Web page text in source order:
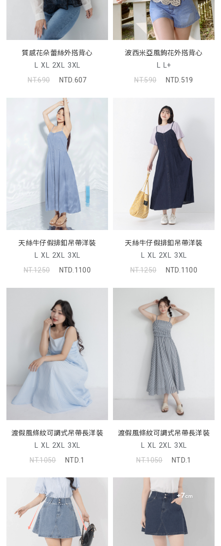
質感花朵蕾絲外搭背心
L XL 2XL 3XL
NT.690
NTD.607
波西米亞風鉤花外搭背心
L L+
NT.590
NTD.519
天絲牛仔假排釦吊帶洋裝
L XL 2XL 3XL
NT.1250
NTD.1100
天絲牛仔假排釦吊帶洋裝
L XL 2XL 3XL
NT.1250
NTD.1100
渡假風條紋可調式吊帶長洋裝
L XL 2XL 3XL
NT.1050
NTD.1
渡假風條紋可調式吊帶長洋裝
L XL 2XL 3XL
NT.1050
NTD.1